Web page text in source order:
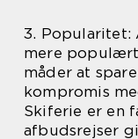
3. Popularitet:
mere populært
måder at
kompromis
Skiferie er en
afbudsrejser